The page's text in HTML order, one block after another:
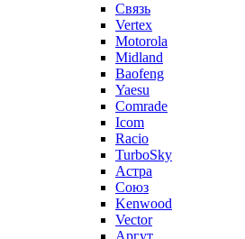
Связь
Vertex
Motorola
Midland
Baofeng
Yaesu
Comrade
Icom
Racio
TurboSky
Астра
Союз
Kenwood
Vector